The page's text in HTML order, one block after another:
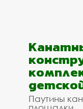
Паутины